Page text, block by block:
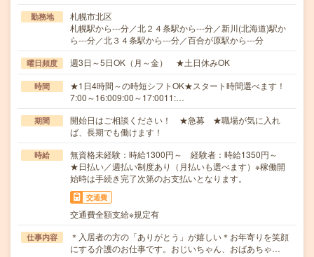
勤務地
札幌市北区
札幌駅から---分／北２４条駅から---分／新川(北海道)駅か
ら---分／北３４条駅から---分／百合が原駅から---分
曜日頻度 週3日～5日OK（月～金） ★土日休みOK
時間
★1日4時間～の時短シフトOK★スタート時間選べます！
7:00～16:009:00～17:0011:…
期間
開始日はご相談ください！ ★急募 ★職場が気に入れ
ば、長期でも働けます！
時給
無資格未経験：時給1300円～ 経験者：時給1350円～
★日払い／週払い制度あり（月払いも選べます）※稼働開
始時は手続き完了次第のお支払いとなります。
交通費
交通費全額支給※規定有
仕事内容
＊入居者の方の「ありがとう」が嬉しい＊お年寄りを笑顔
にする介護のお仕事です。おじいちゃん、おばあちゃ…